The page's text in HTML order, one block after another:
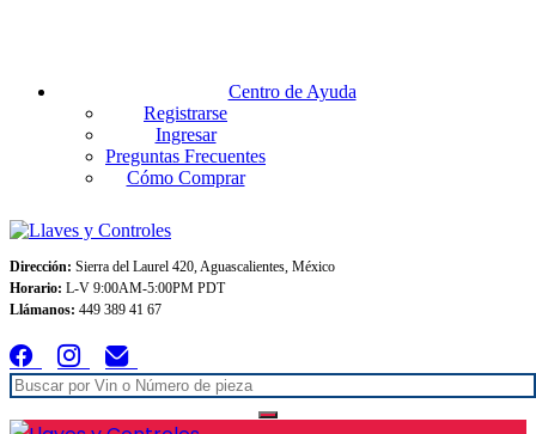
Centro de Ayuda
Registrarse
Ingresar
Preguntas Frecuentes
Cómo Comprar
Dirección: Sierra del Laurel 420, Aguascalientes, México
Horario: L-V 9:00AM-5:00PM PDT
Llámanos: 449 389 41 67